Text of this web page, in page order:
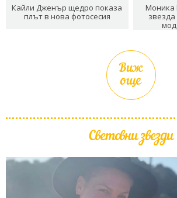
Кайли Дженър щедро показа
плът в нова фотосесия
Моника
Виж
още
Световни звезди